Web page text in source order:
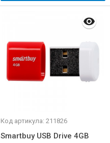
Код артикула: 211826
Smartbuy USB Drive 4GB